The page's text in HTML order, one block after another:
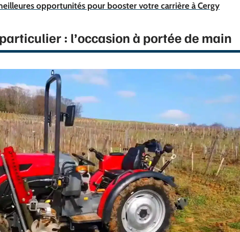
opportunités pour booster votre carrière à Cergy
: l’occasion à portée de main